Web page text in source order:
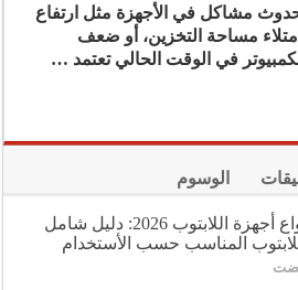
حدوث مشاكل في الأجهزة مثل ارتفاع
مساحة التخزين، أو ضعف
في الوقت الحالي تعتمد …
الوسوم
أفضل أنواع أجهزة اللابتوب 2026: دليل شامل
المناسب حسب الأستخدام